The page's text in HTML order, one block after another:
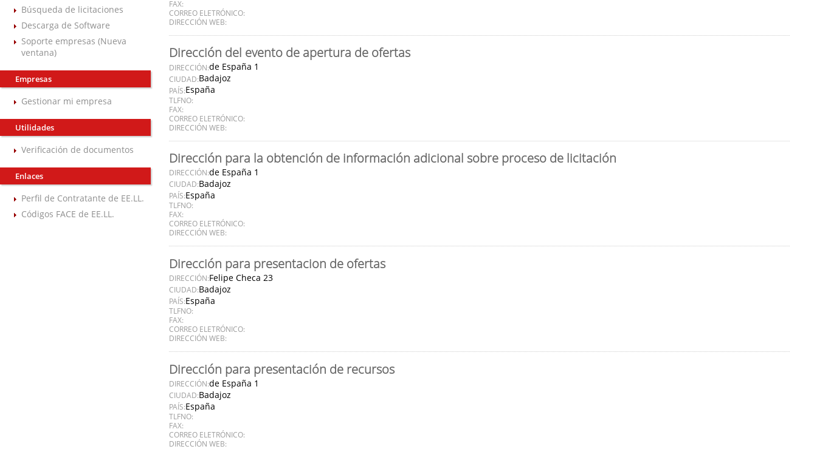
Búsqueda de licitaciones
Descarga de Software
Soporte empresas (Nueva
ventana)
Empresas
Gestionar mi empresa
Utilidades
Verificación de documentos
Enlaces
Perfil de Contratante de EE.LL.
Códigos FACE de EE.LL.
FAX:
CORREO ELETRÓNICO:
DIRECCIÓN WEB:
Dirección del evento de apertura de ofertas
DIRECCIÓN:de España 1
CIUDAD:Badajoz
PAÍS:España
TLFNO:
FAX:
CORREO ELETRÓNICO:
DIRECCIÓN WEB:
Dirección para la obtención de información adicional sobre proceso de licitación
DIRECCIÓN:de España 1
CIUDAD:Badajoz
PAÍS:España
TLFNO:
FAX:
CORREO ELETRÓNICO:
DIRECCIÓN WEB:
Dirección para presentacion de ofertas
DIRECCIÓN:Felipe Checa 23
CIUDAD:Badajoz
PAÍS:España
TLFNO:
FAX:
CORREO ELETRÓNICO:
DIRECCIÓN WEB:
Dirección para presentación de recursos
DIRECCIÓN:de España 1
CIUDAD:Badajoz
PAÍS:España
TLFNO:
FAX:
CORREO ELETRÓNICO:
DIRECCIÓN WEB: